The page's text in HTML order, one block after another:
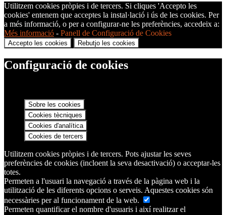
Utilitzem cookies pròpies i de tercers. Si cliques 'Accepto les
cookies' entenem que acceptes la instal·lació i ús de les cookies. Per
a més informació, o per a configurar-ne les preferències, accedeix a:
Més informació - Panell de Configuració de Cookies
Accepto les cookies Rebutjo les cookies
Configuració de cookies
Sobre les cookies
Cookies tècniques
Cookies d'analítica
Cookies de tercers
Utilitzem cookies pròpies i de tercers. Pots ajustar les seves
preferències de cookies (incloent la seva desactivació) o acceptar-les
totes.
Permeten a l'usuari la navegació a través de la pàgina web i la
utilització de les diferents opcions o serveis. Aquestes cookies són
necessàries per al funcionament de la web.
Permeten quantificar el nombre d'usuaris i així realitzar el